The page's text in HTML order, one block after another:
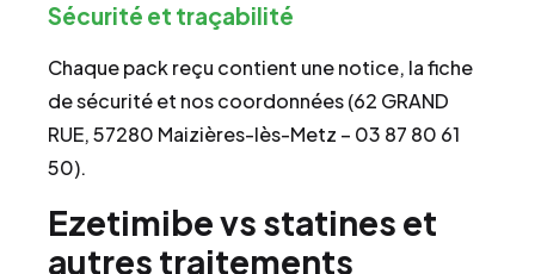
Sécurité et traçabilité
Chaque pack reçu contient une notice, la fiche
de sécurité et nos coordonnées (62 GRAND
RUE, 57280 Maizières-lès-Metz – 03 87 80 61
50).
Ezetimibe vs statines et
autres traitements